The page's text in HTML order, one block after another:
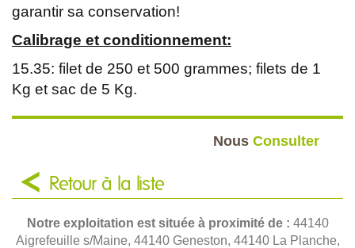
garantir sa conservation!
Calibrage et conditionnement:
15.35: filet de 250 et 500 grammes; filets de 1
Kg et sac de 5 Kg.
Nous Consulter
Retour à la liste
Notre exploitation est située à proximité de : 44140
Aigrefeuille s/Maine, 44140 Geneston, 44140 La Planche,